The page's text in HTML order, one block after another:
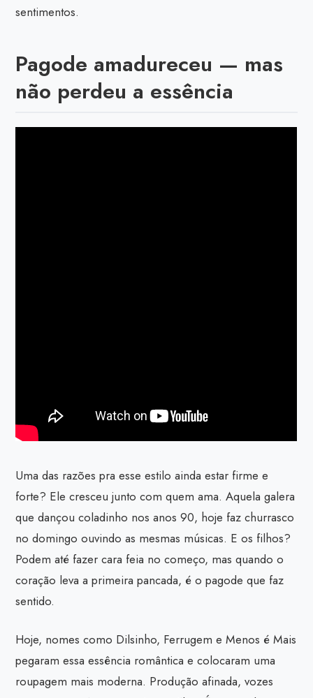
sentimentos.
Pagode amadureceu — mas
não perdeu a essência
Uma das razões pra esse estilo ainda estar firme e
forte? Ele cresceu junto com quem ama. Aquela galera
que dançou coladinho nos anos 90, hoje faz churrasco
no domingo ouvindo as mesmas músicas. E os filhos?
Podem até fazer cara feia no começo, mas quando o
coração leva a primeira pancada, é o pagode que faz
sentido.
Hoje, nomes como Dilsinho, Ferrugem e Menos é Mais
pegaram essa essência romântica e colocaram uma
roupagem mais moderna. Produção afinada, vozes